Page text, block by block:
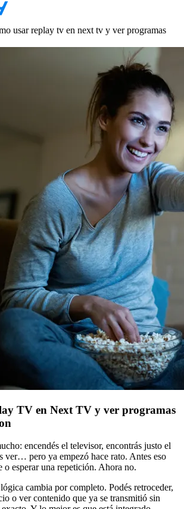
usar replay tv en next tv y ver programas
TV en Next TV y ver programas
encendés el televisor, encontrás justo el
ver… pero ya empezó hace rato. Antes eso
o esperar una repetición. Ahora no.
cambia por completo. Podés retroceder,
o ver contenido que ya se transmitió sin